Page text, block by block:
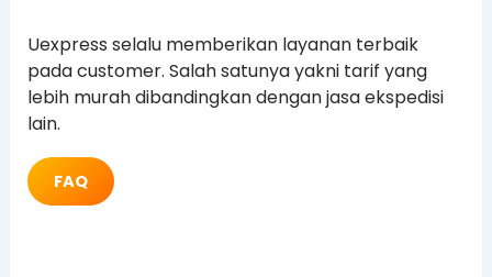
Uexpress selalu memberikan layanan terbaik
pada customer. Salah satunya yakni tarif yang
lebih murah dibandingkan dengan jasa ekspedisi
lain.
FAQ